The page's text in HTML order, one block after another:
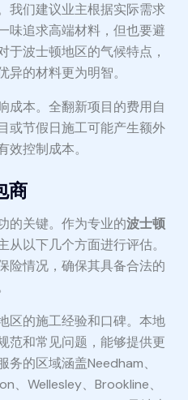
我们建议业主根据实际需求
味追求高端材料，但也要避
于波士顿地区的气候特点，
的材料更为明智。
成本。全翻新项目的费用自
或节假日施工可能产生额外
控制成本。
商
的关键。作为专业的波士顿
从以下几个方面进行评估。
险情况，确保其具备合法的
区的施工经验和口碑。本地
范和常见问题，能够提供更
的区域涵盖Needham、
、Wellesley、Brookline、